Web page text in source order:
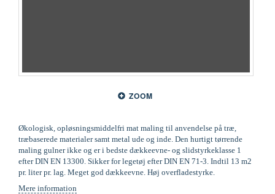
ZOOM
Økologisk, opløsningsmiddelfri mat maling til anvendelse på træ,
træbaserede materialer samt metal ude og inde. Den hurtigt tørrende
maling gulner ikke og er i bedste dækkeevne- og slidstyrkeklasse 1
efter DIN EN 13300. Sikker for legetøj efter DIN EN 71-3. Indtil 13 m2
pr. liter pr. lag. Meget god dækkeevne. Høj overfladestyrke.
Mere information